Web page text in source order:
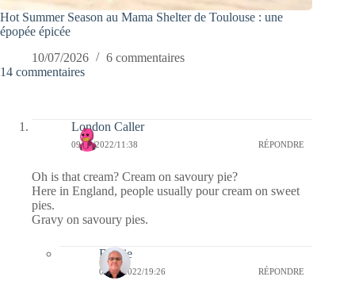
Hot Summer Season au Mama Shelter de Toulouse : une
épopée épicée
10/07/2026
6 commentaires
14 commentaires
London Caller
09/11/2022/11:38 RÉPONDRE
Oh is that cream? Cream on savoury pie?
Here in England, people usually pour cream on sweet
pies.
Gravy on savoury pies.
Bernie
09/11/2022/19:26 RÉPONDRE